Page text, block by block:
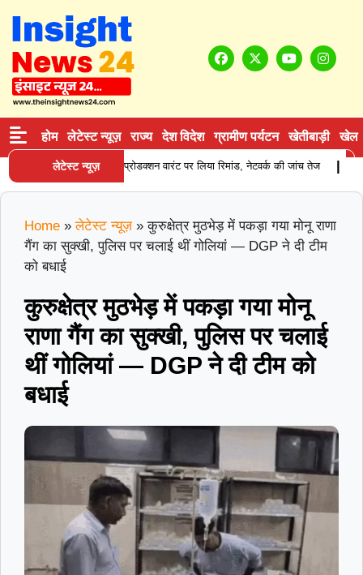
होम लेटेस्ट न्यूज़ राज्य देश विदेश ग्रामीण पर्यटन खेतीबाड़ी खेल
लेटेस्ट न्यूज़
करने वाले आरोपी को प्रोडक्शन वारंट पर लिया रिमांड, नेटवर्क की जांच तेज |
Home » लेटेस्ट न्यूज़ »कुरुक्षेत्र मुठभेड़ में पकड़ा गया मोनू राणा
गैंग का सुक्खी, पुलिस पर चलाई थीं गोलियां — DGP ने दी टीम
को बधाई
कुरुक्षेत्र मुठभेड़ में पकड़ा गया मोनू
राणा गैंग का सुक्खी, पुलिस पर चलाई
थीं गोलियां — DGP ने दी टीम को
बधाई